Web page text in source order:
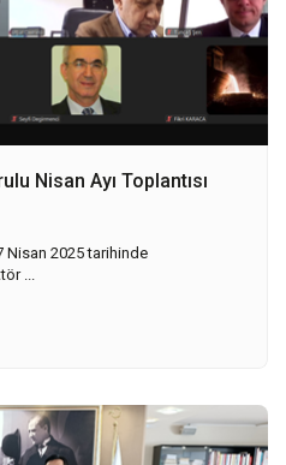
Nisan Ayı Toplantısı
Nisan 2025 tarihinde
...